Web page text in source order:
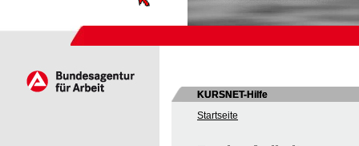
KURSNET-Hilfe
Startseite